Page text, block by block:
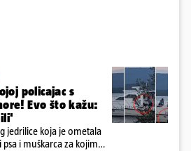
policajac s
Evo što kažu:
jedrilice koja je ometala
i muškarca za kojim